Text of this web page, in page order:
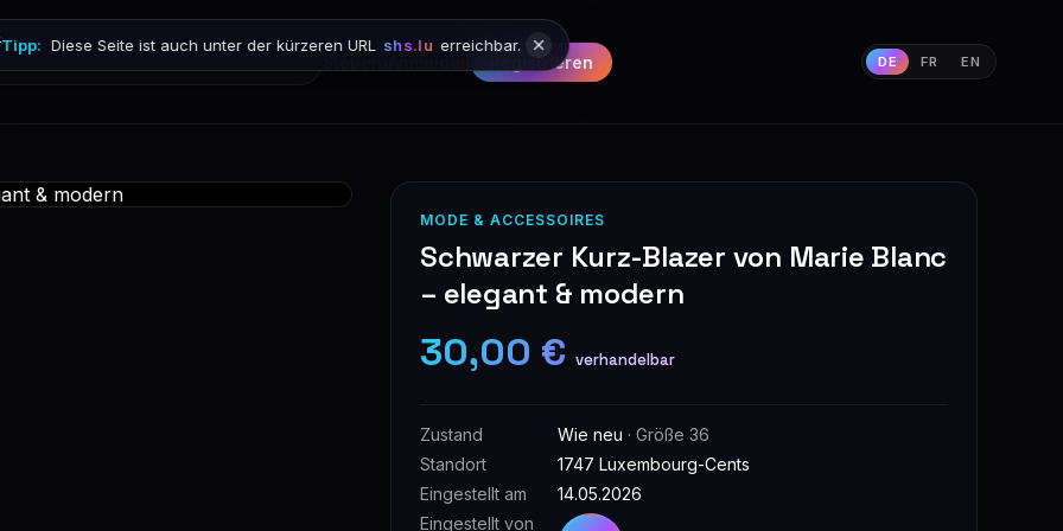
Registrieren DE FR EN
Tipp: Diese Seite ist auch unter der kürzeren URL shs.lu erreichbar.
MODE & ACCESSOIRES
Schwarzer Kurz-Blazer von Marie Blanc
– elegant & modern
30,00 € verhandelbar
Zustand Wie neu · Größe 36
Standort
1747 Luxembourg-Cents
Eingestellt am
14.05.2026
Eingestellt von